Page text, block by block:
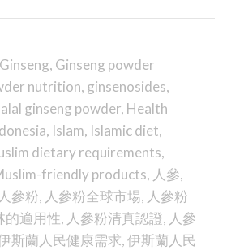
Ginseng, Ginseng powder
nutrition, ginsenosides,
ginseng powder, Health
, Islam, Islamic diet,
dietary requirements,
friendly products, 人參,
人參粉, 人參粉全球市場, 人參粉
的適用性, 人參粉清真認證, 人參
斯蘭人民健康需求,伊斯蘭人民